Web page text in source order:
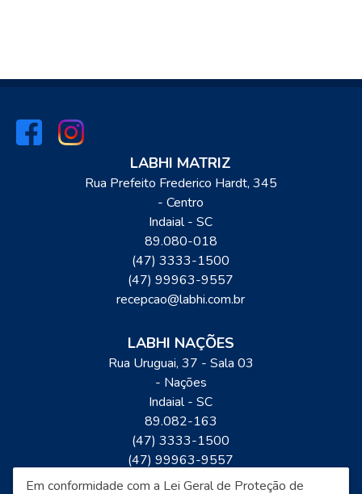
LABHI MATRIZ
Rua Prefeito Frederico Hardt, 345
- Centro
Indaial-SC
89.080-018
(47) 3333-1500
(47) 99963-9557
recepcao@labhi.com.br
LABHI NAÇÕES
Rua Uruguai, 37 - Sala 03
- Nações
Indaial-SC
89.082-163
(47) 3333-1500
(47) 99963-9557
recepcao@labhi.com.br
Em conformidade com a Lei Geral de Proteção de